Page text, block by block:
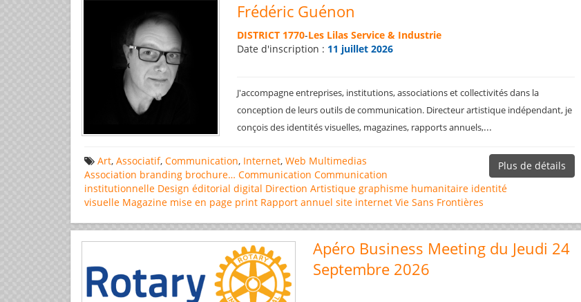
Frédéric Guénon
DISTRICT 1770-Les Lilas Service & Industrie
Date d'inscription : 11 juillet 2026
J'accompagne entreprises, institutions, associations et collectivités dans la
conception de leurs outils de communication. Directeur artistique indépendant, je
conçois des identités visuelles, magazines, rapports annuels,...
Plus de détails
Art, Associatif, Communication, Internet, Web Multimedias
Association branding brochure… Communication Communication
institutionnelle Design éditorial digital Direction Artistique graphisme humanitaire identité
visuelle Magazine mise en page print Rapport annuel site internet Vie Sans Frontières
Apéro Business Meeting du Jeudi 24
Septembre 2026